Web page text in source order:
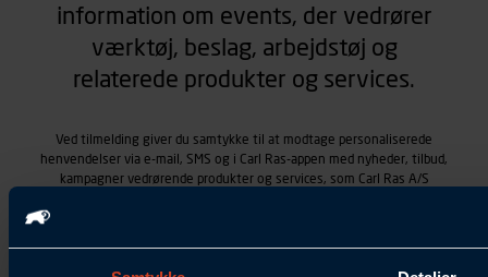
information om events, der vedrører
værktøj, beslag, arbejdstøj og
relaterede produkter og services.
Ved tilmelding giver du samtykke til at modtage personaliserede
henvendelser via e-mail, SMS og i Carl Ras-appen med nyheder, tilbud,
kampagner vedrørende produkter og services, som Carl Ras A/S